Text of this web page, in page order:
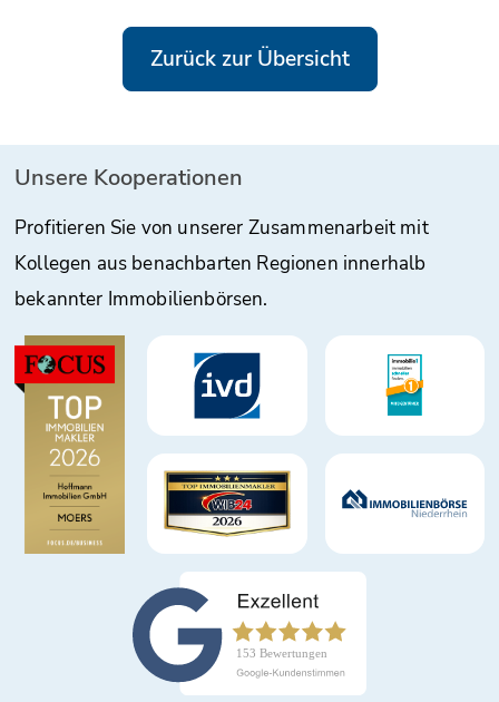
Zurück zur Übersicht
Unsere Kooperationen
Profitieren Sie von unserer Zusammenarbeit mit
Kollegen aus benachbarten Regionen innerhalb
bekannter Immobilienbörsen.